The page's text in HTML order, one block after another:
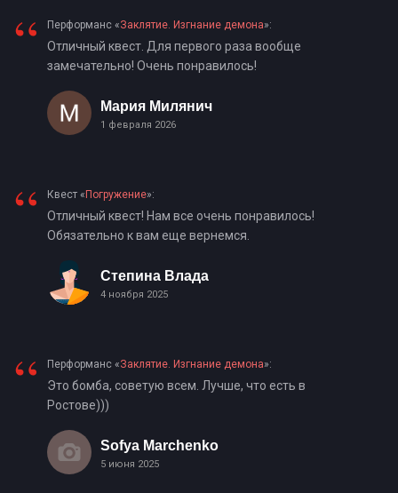
“ Перформанс «Заклятие. Изгнание демона»:
Отличный квест. Для первого раза вообще
замечательно! Очень понравилось!
Мария Милянич
1 февраля 2026
“ Квест «Погружение»:
Отличный квест! Нам все очень понравилось!
Обязательно к вам еще вернемся.
Степина Влада
4 ноября 2025
“ Перформанс «Заклятие. Изгнание демона»:
Это бомба, советую всем. Лучше, что есть в
Ростове)))
Sofya Marchenko
5 июня 2025